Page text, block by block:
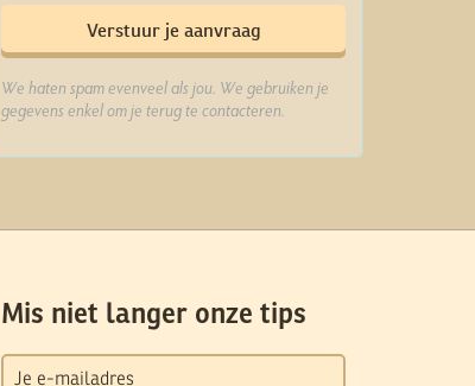
We haten spam evenveel als jou. We gebruiken je
gegevens enkel om je terug te contacteren.
Mis niet langer onze tips